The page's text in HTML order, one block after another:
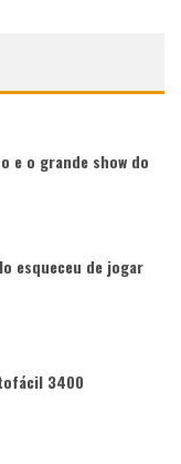
e o grande show do
esqueceu de jogar
3400